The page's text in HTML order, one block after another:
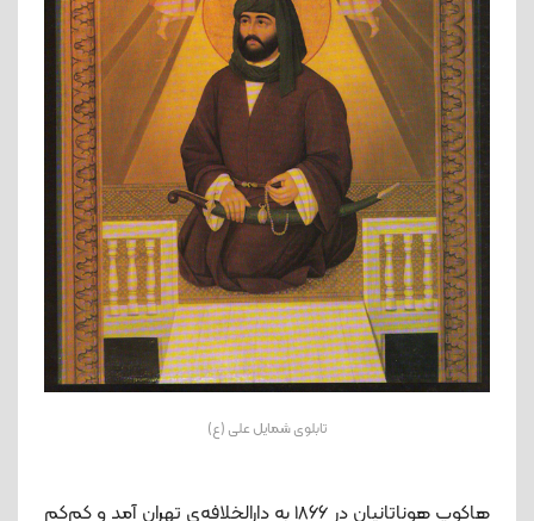
تابلوی شمایل علی (ع)
هاکوپ هوناتانیان در 1866 به دارالخلافه‌ی تهران آمد و کم‌کم